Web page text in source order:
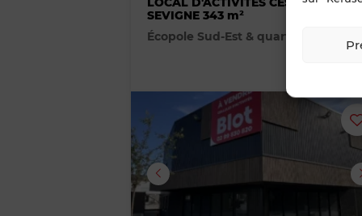
SEVIGNE 343 m²
Écopole Sud-Est & quartier Botmel